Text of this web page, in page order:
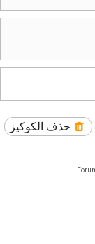
حذف الكوكيز